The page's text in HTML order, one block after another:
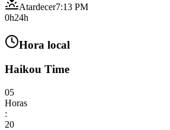
Atardecer7:13 PM
0h24h
Hora local
Haikou Time
05
Horas
:
20